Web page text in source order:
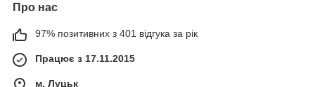
Про нас
97% позитивних з 401 відгука за рік
Працює з 17.11.2015
м. Луцьк